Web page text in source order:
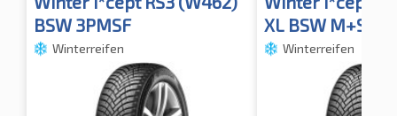
BSW 3PMSF
Winterreifen
XL BSW M+S
Winterreifen